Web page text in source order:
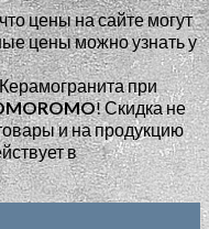
цены на сайте могут
цены можно узнать у
при
!Скидка не
и на продукцию
в